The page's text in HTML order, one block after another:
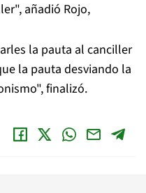
añadió Rojo,
la pauta al canciller
la pauta desviando la
finalizó.